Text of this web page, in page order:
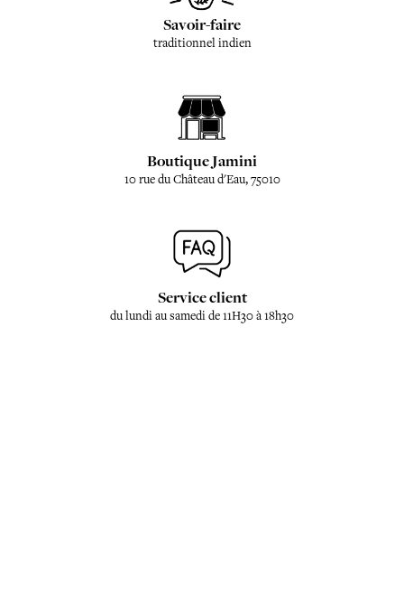
Savoir-faire
traditionnel indien
Boutique Jamini
10 rue du Château d'Eau, 75010
Service client
du lundi au samedi de 11H30 à 18h30